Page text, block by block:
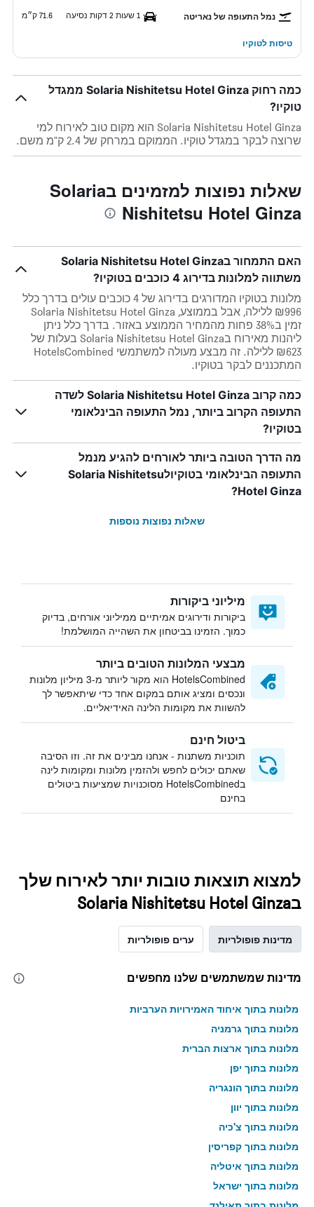
נמל התעופה של נאריטה 1 שעות 2 דקות נסיעה 71.6 ק״מ
טיסות לטוקיו
כמה רחוק Solaria Nishitetsu Hotel Ginza ממגדל
טוקיו?
Solaria Nishitetsu Hotel Ginza הוא מקום טוב לאירוח למי
שרוצה לבקר במגדל טוקיו. הממוקם במרחק של 2.4 ק"מ משם.
שאלות נפוצות למזמינים בSolaria
Nishitetsu Hotel Ginza
האם התמחור בSolaria Nishitetsu Hotel Ginza
משתווה למלונות בדירוג 4 כוכבים בטוקיו?
מלונות בטוקיו המדורגים בדירוג של 4 כוכבים עולים בדרך כלל
₪996 ללילה, אבל בממוצע, Solaria Nishitetsu Hotel Ginza
זמין ב38% פחות מהמחיר הממוצע באזור. בדרך כלל ניתן
ליהנות מאירוח בSolaria Nishitetsu Hotel Ginza בעלות של
₪623 ללילה. זה מבצע מעולה למשתמשי HotelsCombined
המתכננים לבקר בטוקיו.
כמה קרוב Solaria Nishitetsu Hotel Ginza לשדה
התעופה הקרוב ביותר, נמל התעופה הבינלאומי
בטוקיו?
מה הדרך הטובה ביותר לאורחים להגיע מנמל
התעופה הבינלאומי בטוקיולSolaria Nishitetsu
Hotel Ginza?
שאלות נפוצות נוספות
מיליוני ביקורות
ביקורות ודירוגים אמיתיים ממיליוני אורחים, בדיוק
כמוך. הזמינו בביטחון את השהייה המושלמת!
מבצעי המלונות הטובים ביותר
HotelsCombined הוא מקור ליותר מ-3 מיליון מלונות
ונכסים ומציג אותם במקום אחד כדי שיתאפשר לך
להשוות את מקומות הלינה האידיאליים.
ביטול חינם
תוכניות משתנות - אנחנו מבינים את זה. וזו הסיבה
שאתם יכולים לחפש ולהזמין מלונות ומקומות לינה
בHotelsCombined מסוכנויות שמציעות ביטולים
בחינם
למצוא תוצאות טובות יותר לאירוח שלך
בSolaria Nishitetsu Hotel Ginza
מדינות פופולריות ערים פופולריות
מדינות שמשתמשים שלנו מחפשים
מלונות בתוך איחוד האמירויות הערביות
מלונות בתוך גרמניה
מלונות בתוך ארצות הברית
מלונות בתוך יפן
מלונות בתוך הונגריה
מלונות בתוך יוון
מלונות בתוך צ'כיה
מלונות בתוך קפריסין
מלונות בתוך איטליה
מלונות בתוך ישראל